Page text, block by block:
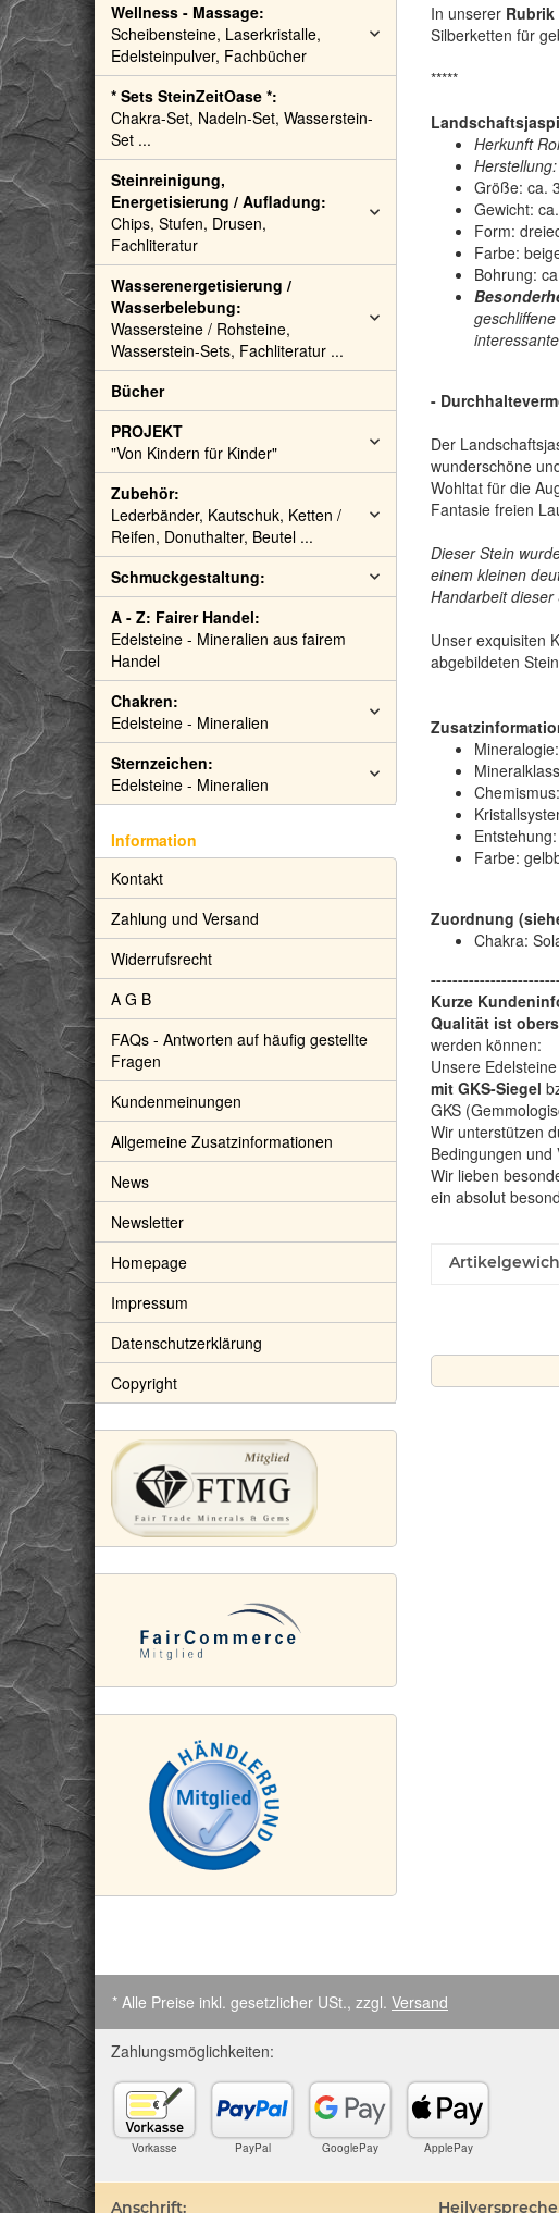
In unserer
Silberketten für
*****
Herkunft
Größe: ca.
Gewicht:
Form:
Farbe:
Bohrung:
-
Der
wunderschöne
Wohltat für die
Fantasie freien
Dieser Stein
einem kleinen
Handarbeit dieser
Unser exquisiten
abgebildeten
Mineralogie:
Chemismus:
Entstehung:
Farbe:
Zuordnung
Chakra:
Kurze
Qualität ist
werden können:
Unsere
mit GKS-Siegel
GKS
Wir unterstützen
Bedingungen
Wir lieben
ein absolut
Wert
Wellness - Massage:
Scheibensteine, Laserkristalle,
Edelsteinpulver, Fachbücher
* Sets SteinZeitOase *:
Chakra-Set, Nadeln-Set, Wasserstein-
Set ...
Steinreinigung,
Energetisierung / Aufladung:
Chips, Stufen, Drusen,
Fachliteratur
Wasserenergetisierung /
Wasserbelebung:
Wassersteine / Rohsteine,
Wasserstein-Sets, Fachliteratur ...
Bücher
PROJEKT
"Von Kindern für Kinder"
Zubehör:
Lederbänder, Kautschuk, Ketten /
Reifen, Donuthalter, Beutel ...
Schmuckgestaltung:
A - Z: Fairer Handel:
Edelsteine - Mineralien aus fairem
Handel
Chakren:
Edelsteine - Mineralien
Sternzeichen:
Edelsteine - Mineralien
Information
Kontakt
Zahlung und Versand
Widerrufsrecht
A G B
FAQs - Antworten auf häufig gestellte
Fragen
Kundenmeinungen
Allgemeine Zusatzinformationen
News
Newsletter
Homepage
Impressum
Datenschutzerklärung
Copyright
* Alle Preise inkl. gesetzlicher USt., zzgl. Versand
Zahlungsmöglichkeiten:
Vorkasse PayPal GooglePay ApplePay
Anschrift: